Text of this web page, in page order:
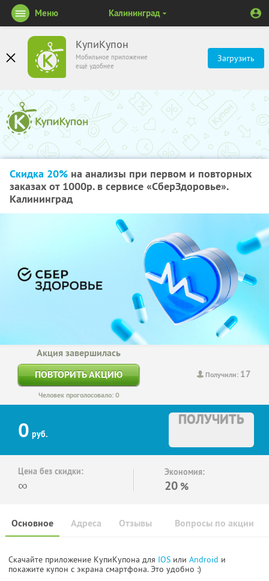
КупиКупон
Мобильное приложение
ещё удобнее
Загрузить
Меню Калининград
Скидка 20% на анализы при первом и повторных
заказах от 1000р. в сервисе «СберЗдоровье».
Калининград
Получили: 17
Акция завершилась
ПОВТОРИТЬ АКЦИЮ
Человек проголосовало: 0
0 руб.
ПОЛУЧИТЬ
Цена без скидки:
∞
Экономия:
20 %
Основное Отзывы Вопросы по акции
Адреса
Скачайте приложение КупиКупона для IOS или Android и
покажите купон с экрана смартфона. Это удобно :)